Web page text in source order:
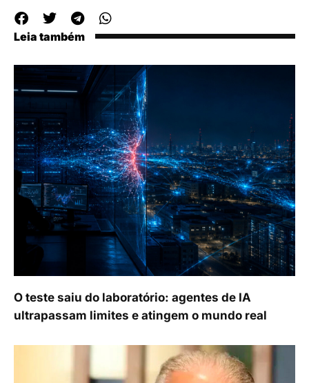
Leia também
O teste saiu do laboratório: agentes de IA
ultrapassam limites e atingem o mundo real